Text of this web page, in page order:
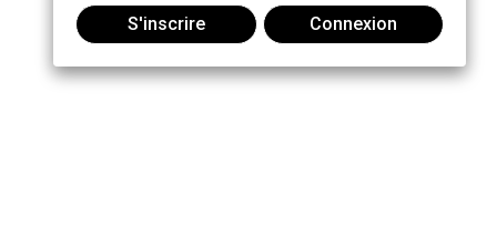
S'inscrire Connexion